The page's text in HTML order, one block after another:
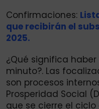
Confirmaciones:
que recibirán el
2025.
¿Qué significa
minuto?. Las
son procesos
Prosperidad Social
que se cierre el